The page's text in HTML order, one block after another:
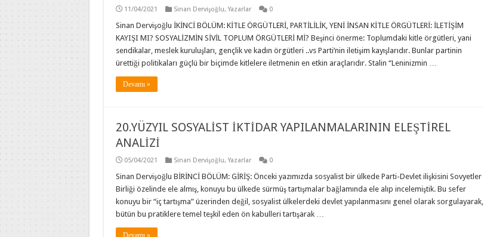
11/04/2021 Sinan Dervişoğlu,Yazarlar 0
Sinan Dervişoğlu İKİNCİ BÖLÜM: KİTLE ÖRGÜTLERİ, PARTİLİLİK, YENİ İNSAN KİTLE ÖRGÜTLERİ: İLETİŞİM
KAYIŞI MI? SOSYALİZMİN SİVİL TOPLUM ÖRGÜTLERİ Mİ? Beşinci önerme: Toplumdaki kitle örgütleri, yani
sendikalar, meslek kuruluşları, gençlik ve kadın örgütleri ..vs Parti’nin iletişim kayışlarıdır. Bunlar partinin
ürettiği politikaları güçlü bir biçimde kitlelere iletmenin en etkin araçlarıdır. Stalin “Leninizmin …
Devamı »
20.YÜZYIL SOSYALİST İKTİDAR YAPILANMALARININ ELEŞTİREL
ANALİZİ
05/04/2021 Sinan Dervişoğlu,Yazarlar 0
Sinan Dervişoğlu BİRİNCİ BÖLÜM: GİRİŞ: Önceki yazımızda sosyalist bir ülkede Parti-Devlet ilişkisini Sovyetler
Birliği özelinde ele almış, konuyu bu ülkede sürmüş tartışmalar bağlamında ele alıp incelemiştik. Bu sefer
konuyu bir “iç tartışma” üzerinden değil, sosyalist ülkelerdeki devlet yapılanmasını genel olarak sorgulayarak,
bütün bu pratiklere temel teşkil eden ön kabulleri tartışarak …
Devamı »